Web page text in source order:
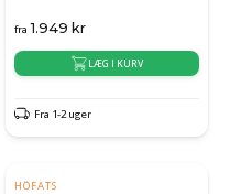
fra 1.949 kr
LÆG I KURV
Fra 1-2 uger
HÖFATS